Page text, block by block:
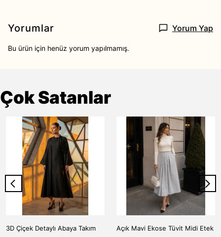
Yorumlar Yorum Yap
Bu ürün için henüz yorum yapılmamış.
Çok Satanlar
3D Çiçek Detaylı Abaya Takım Açık Mavi Ekose Tüvit Midi Etek